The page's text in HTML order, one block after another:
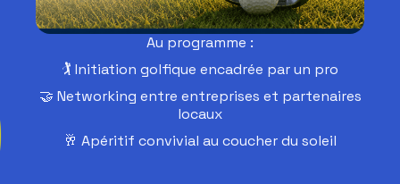
Au programme :
🏌️ Initiation golfique encadrée par un pro
🤝 Networking entre entreprises et partenaires
locaux
🥂 Apéritif convivial au coucher du soleil